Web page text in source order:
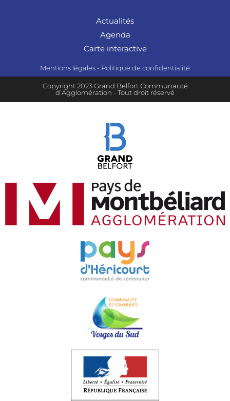
Actualités
Agenda
Carte interactive
Mentions légales - Politique de confidentialité
Copyright 2023 Grand Belfort Communauté
d’Agglomération - Tout droit réservé